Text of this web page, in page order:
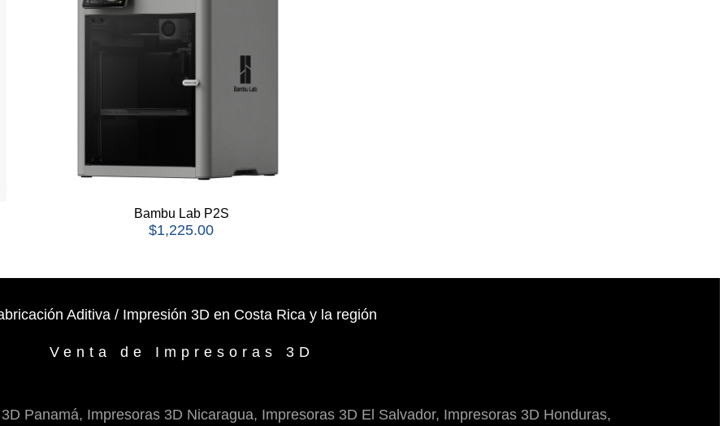
Bambu Lab P2S
$1,225.00
Aditiva / Impresión 3D en Costa Rica y la región
Venta de Impresoras 3D
Panamá, Impresoras 3D Nicaragua, Impresoras 3D El Salvador, Impresoras 3D Honduras,